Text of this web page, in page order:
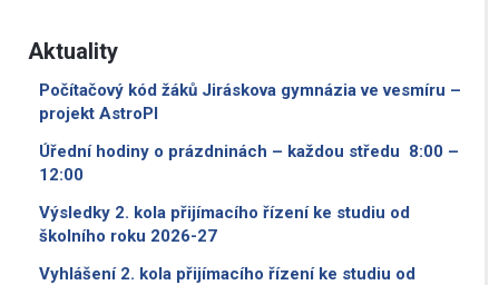
Aktuality
Počítačový kód žáků Jiráskova gymnázia ve vesmíru –
projekt AstroPI
Úřední hodiny o prázdninách – každou středu 8:00 –
12:00
Výsledky 2. kola přijímacího řízení ke studiu od
školního roku 2026-27
Vyhlášení 2. kola přijímacího řízení ke studiu od